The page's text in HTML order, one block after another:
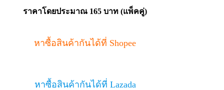
ราคาโดยประมาณ 165 บาท (แพ็คคู่)
หาซื้อสินค้ากันได้ที่ Shopee
หาซื้อสินค้ากันได้ที่ Lazada